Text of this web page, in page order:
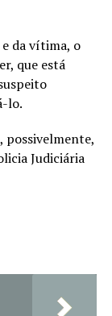
da vítima, o
que está
lo.
possivelmente,
Judiciária